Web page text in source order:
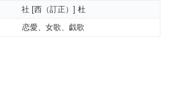
社 [西（訂正）] 杜
恋愛、女歌、戯歌